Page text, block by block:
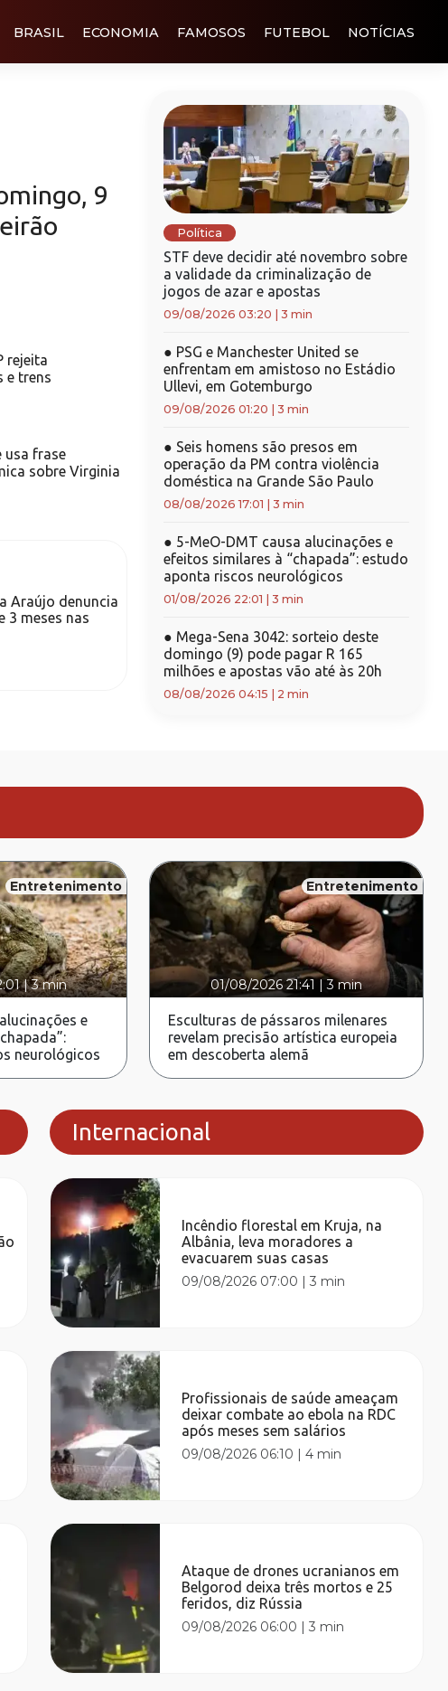
BRASIL ECONOMIA FAMOSOS FUTEBOL NOTÍCIAS
9
rejeita
e trens
usa frase
sobre Virginia
Araújo denuncia
3 meses nas
Política
STF deve decidir até novembro sobre
a validade da criminalização de
jogos de azar e apostas
09/08/2026 03:20 3 min
● PSG e Manchester United se
enfrentam em amistoso no Estádio
Ullevi, em Gotemburgo
09/08/2026 01:20 3 min
● Seis homens são presos em
operação da PM contra violência
doméstica na Grande São Paulo
08/08/2026 17:01 3 min
● 5-MeO-DMT causa alucinações e
efeitos similares à “chapada”: estudo
aponta riscos neurológicos
01/08/2026 22:01 3 min
● Mega-Sena 3042: sorteio deste
domingo (9) pode pagar R 165
milhões e apostas vão até às 20h
08/08/2026 04:15 2 min
Entretenimento
|3 min
e
neurológicos
Entretenimento
01/08/2026 21:41 |3 min
Esculturas de pássaros milenares
revelam precisão artística europeia
em descoberta alemã
Internacional
Incêndio florestal em Kruja, na
Albânia, leva moradores a
evacuarem suas casas
09/08/2026 07:00 |3 min
Profissionais de saúde ameaçam
deixar combate ao ebola na RDC
após meses sem salários
09/08/2026 06:10 |4 min
Ataque de drones ucranianos em
Belgorod deixa três mortos e 25
feridos, diz Rússia
09/08/2026 06:00 |3 min